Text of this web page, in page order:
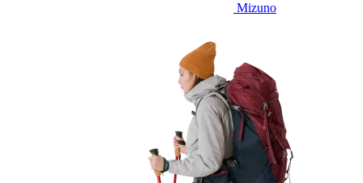
Mizuno